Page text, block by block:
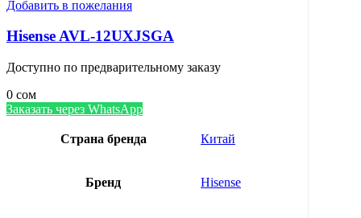
Добавить в пожелания
Hisense AVL-12UXJSGA
Доступно по предварительному заказу
0 сом
Заказать через WhatsApp
Страна бренда Китай
Бренд Hisense